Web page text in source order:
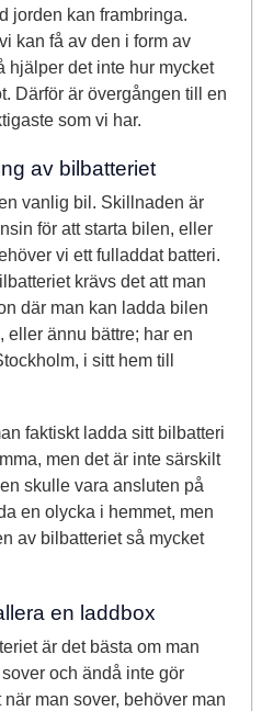
jorden kan frambringa.
kan få av den i form av
hjälper det inte hur mycket
Därför är övergången till en
som vi har.
av bilbatteriet
vanlig bil. Skillnaden är
för att starta bilen, eller
vi ett fulladdat batteri.
krävs det att man
där man kan ladda bilen
eller ännu bättre; har en
i sitt hem till
faktiskt ladda sitt bilbatteri
men det är inte särskilt
skulle vara ansluten på
en olycka i hemmet, men
av bilbatteriet så mycket
en laddbox
är det bästa om man
och ändå inte gör
man sover, behöver man